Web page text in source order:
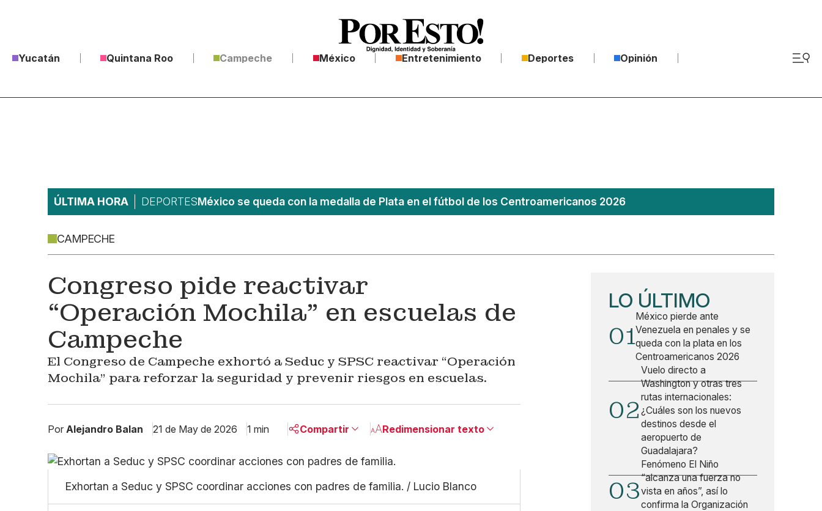
Yucatán Quintana Roo Campeche México Entretenimiento Deportes Opinión
ÚLTIMA HORA DEPORTESMéxico se queda con la medalla de Plata en el fútbol de los Centroamericanos 2026
CAMPECHE
Congreso pide reactivar
“Operación Mochila” en escuelas de
Campeche
El Congreso de Campeche exhortó a Seduc y SPSC reactivar “Operación
Mochila” para reforzar la seguridad y prevenir riesgos en escuelas.
Por Alejandro Balan 21 de May de 2026 1 min Compartir
Linkedin
Facebook
X
Redimensionar texto
Pequeño
Grande
Exhortan a Seduc y SPSC coordinar acciones con padres de familia. / Lucio Blanco
LO ÚLTIMO
01
México pierde ante
Venezuela en penales y se
queda con la plata en los
Centroamericanos 2026
02
Vuelo directo a
Washington y otras tres
rutas internacionales:
¿Cuáles son los nuevos
destinos desde el
aeropuerto de
Guadalajara?
03
Fenómeno El Niño
“alcanza una fuerza no
vista en años”, así lo
confirma la Organización